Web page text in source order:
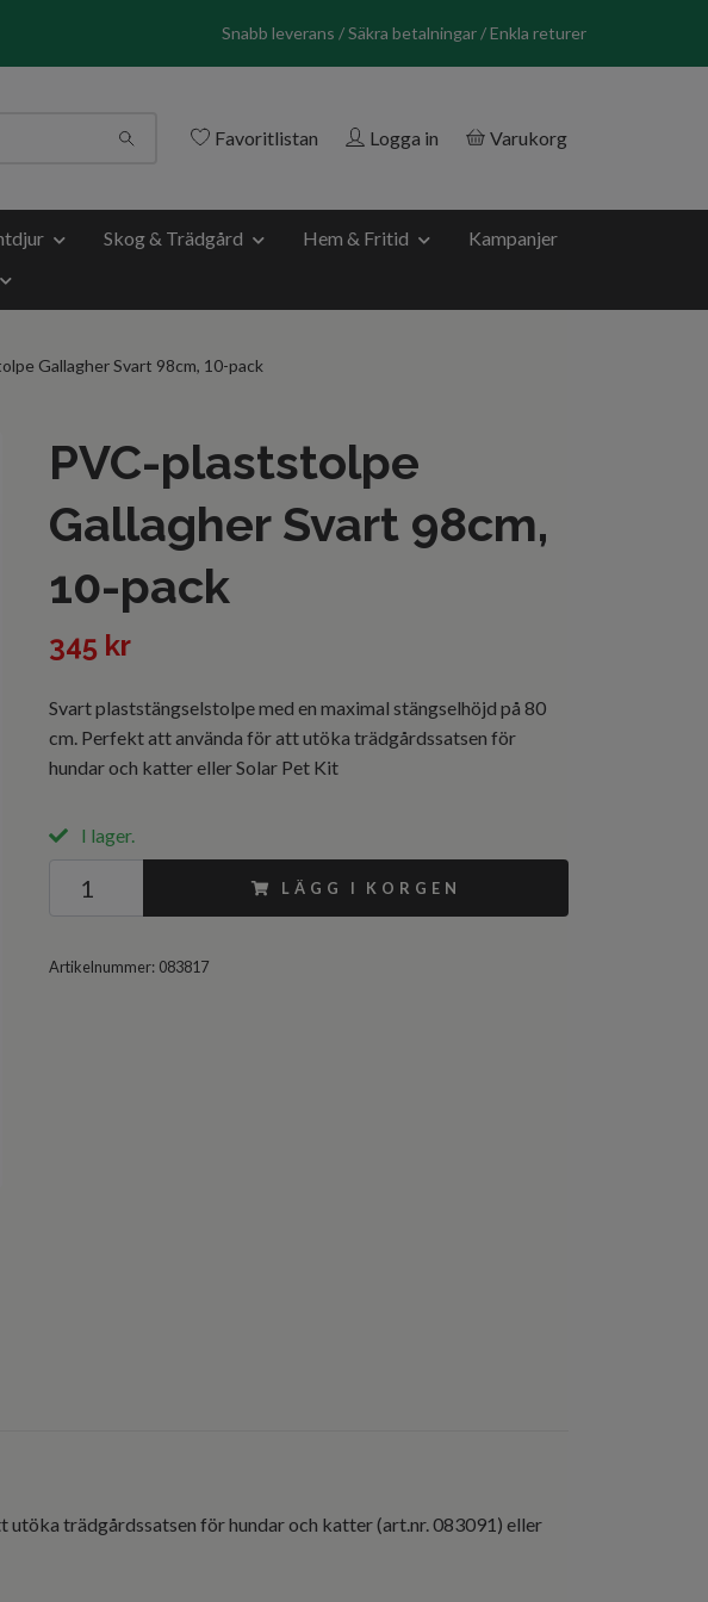
Snabb leverans / Säkra betalningar / Enkla returer
Favoritlistan Logga in Varukorg
Skog & Trädgård Hem & Fritid
Kampanjer
Gallagher Svart 98cm, 10-pack
PVC-plaststolpe
Gallagher Svart 98cm,
10-pack
345 kr
Svart plaststängselstolpe med en maximal stängselhöjd på 80
cm. Perfekt att använda för att utöka trädgårdssatsen för
hundar och katter eller Solar Pet Kit
I lager.
LÄGG I KORGEN
Artikelnummer: 083817
trädgårdssatsen för hundar och katter (art.nr. 083091) eller